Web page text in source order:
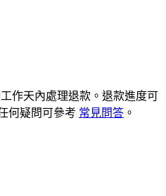
作天內處理退款。退款進度可
何疑問可參考 常見問答 。